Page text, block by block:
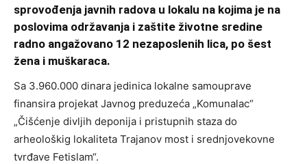
sprovođenja javnih radova u lokalu na kojima je na
poslovima održavanja i zaštite životne sredine
radno angažovano 12 nezaposlenih lica, po šest
žena i muškaraca.
Sa 3.960.000 dinara jedinica lokalne samouprave
finansira projekat Javnog preduzeća „Komunalac“
„Čišćenje divljih deponija i pristupnih staza do
arheološkig lokaliteta Trajanov most i srednjovekovne
tvrđave Fetislam“.